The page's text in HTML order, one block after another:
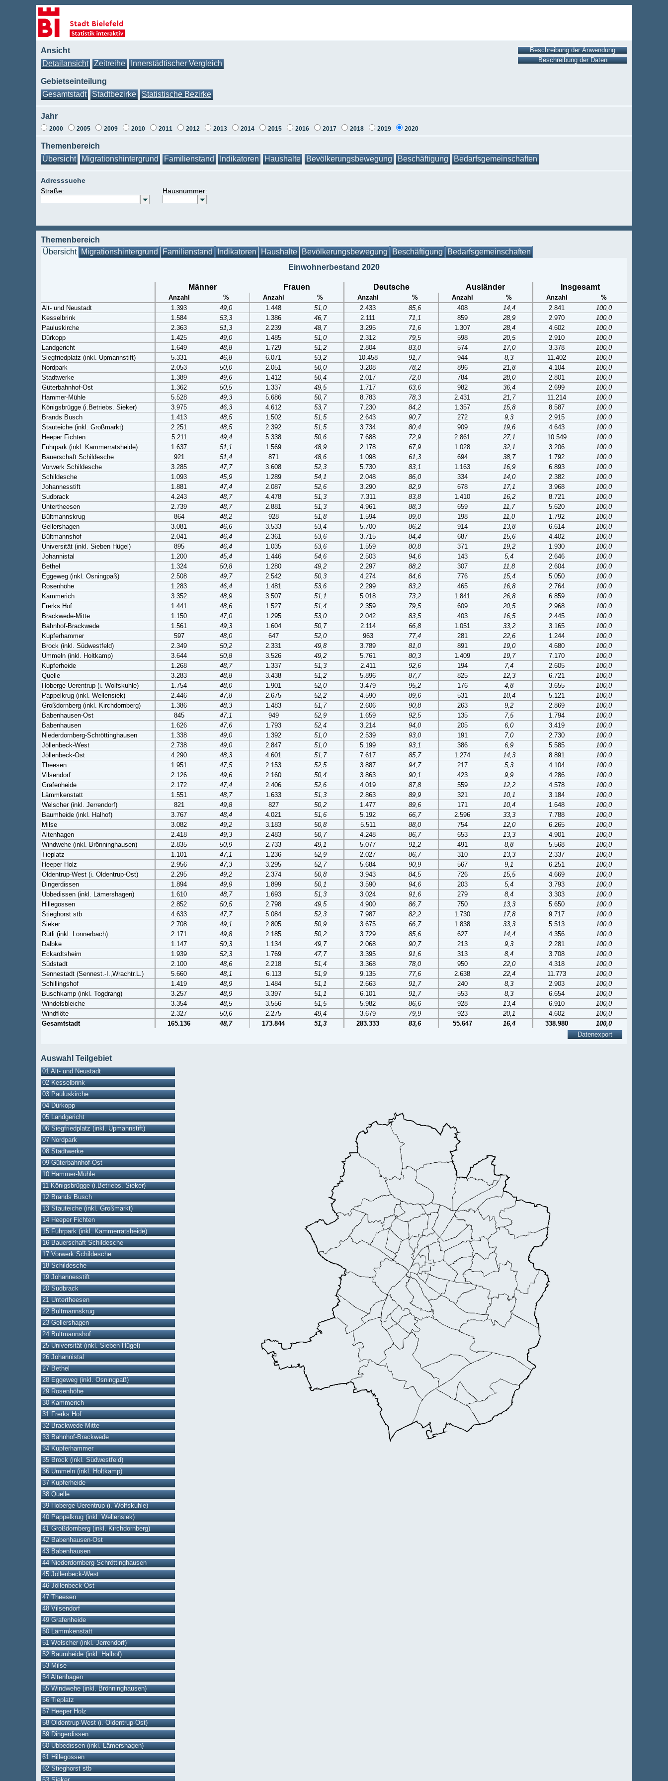
Ansicht
Detailansicht
Zeitreihe Innerstädtischer Vergleich
Gebietseinteilung
Gesamtstadt
Stadtbezirke Statistische Bezirke
Jahr
2000 2005 2009 2010 2011 2012 2013 2014 2015 2016 2017 2018 2019 2020
Themenbereich
Übersicht
Migrationshintergrund Familienstand Indikatoren Haushalte Bevölkerungsbewegung Beschäftigung Bedarfsgemeinschaften
Adresssuche
Straße:
Hausnummer:
Themenbereich
Übersicht Migrationshintergrund Familienstand Indikatoren Haushalte Bevölkerungsbewegung Beschäftigung Bedarfsgemeinschaften
Einwohnerbestand 2020
Männer Frauen Deutsche Ausländer Insgesamt
Anzahl % Anzahl % Anzahl % Anzahl % Anzahl
%
Alt- und Neustadt
1.393 49,0 1.448 51,0 2.433 85,6 408 14,4 2.841
100,0
Kesselbrink
1.584 53,3 1.386 46,7 2.111 71,1 859 28,9 2.970
100,0
Pauluskirche
2.363 51,3 2.239 48,7 3.295 71,6 1.307 28,4 4.602
100,0
Dürkopp
1.425 49,0 1.485 51,0 2.312 79,5 598 20,5 2.910
100,0
Landgericht
1.649 48,8 1.729 51,2 2.804 83,0 574 17,0 3.378
100,0
Siegfriedplatz (inkl. Upmannstift)
5.331 46,8 6.071 53,2 10.458 91,7 944 8,3 11.402
100,0
Nordpark
2.053 50,0 2.051 50,0 3.208 78,2 896 21,8 4.104
100,0
Stadtwerke
1.389 49,6 1.412 50,4 2.017 72,0 784 28,0 2.801
100,0
Güterbahnhof-Ost
1.362 50,5 1.337 49,5 1.717 63,6 982 36,4 2.699
100,0
Hammer-Mühle
5.528 49,3 5.686 50,7 8.783 78,3 2.431 21,7 11.214
100,0
Königsbrügge (i.Betriebs. Sieker)
3.975 46,3 4.612 53,7 7.230 84,2 1.357 15,8 8.587
100,0
Brands Busch
1.413 48,5 1.502 51,5 2.643 90,7 272 9,3 2.915
100,0
Stauteiche (inkl. Großmarkt)
2.251 48,5 2.392 51,5 3.734 80,4 909 19,6 4.643
100,0
Heeper Fichten
5.211 49,4 5.338 50,6 7.688 72,9 2.861 27,1 10.549
100,0
Fuhrpark (inkl. Kammerratsheide)
1.637 51,1 1.569 48,9 2.178 67,9 1.028 32,1 3.206
100,0
Bauerschaft Schildesche
921 51,4 871 48,6 1.098 61,3 694 38,7 1.792
100,0
Vorwerk Schildesche
3.285 47,7 3.608 52,3 5.730 83,1 1.163 16,9 6.893
100,0
Schildesche
1.093 45,9 1.289 54,1 2.048 86,0 334 14,0 2.382
100,0
Johannesstift
1.881 47,4 2.087 52,6 3.290 82,9 678 17,1 3.968
100,0
Sudbrack
4.243 48,7 4.478 51,3 7.311 83,8 1.410 16,2 8.721
100,0
Untertheesen
2.739 48,7 2.881 51,3 4.961 88,3 659 11,7 5.620
100,0
Bültmannskrug
864 48,2 928 51,8 1.594 89,0 198 11,0 1.792
100,0
Gellershagen
3.081 46,6 3.533 53,4 5.700 86,2 914 13,8 6.614
100,0
Bültmannshof
2.041 46,4 2.361 53,6 3.715 84,4 687 15,6 4.402
100,0
Universität (inkl. Sieben Hügel)
895 46,4 1.035 53,6 1.559 80,8 371 19,2 1.930
100,0
Johannistal
1.200 45,4 1.446 54,6 2.503 94,6 143 5,4 2.646
100,0
Bethel
1.324 50,8 1.280 49,2 2.297 88,2 307 11,8 2.604
100,0
Eggeweg (inkl. Osningpaß)
2.508 49,7 2.542 50,3 4.274 84,6 776 15,4 5.050
100,0
Rosenhöhe
1.283 46,4 1.481 53,6 2.299 83,2 465 16,8 2.764
100,0
Kammerich
3.352 48,9 3.507 51,1 5.018 73,2 1.841 26,8 6.859
100,0
Frerks Hof
1.441 48,6 1.527 51,4 2.359 79,5 609 20,5 2.968
100,0
Brackwede-Mitte
1.150 47,0 1.295 53,0 2.042 83,5 403 16,5 2.445
100,0
Bahnhof-Brackwede
1.561 49,3 1.604 50,7 2.114 66,8 1.051 33,2 3.165
100,0
Kupferhammer
597 48,0 647 52,0 963 77,4 281 22,6 1.244
100,0
Brock (inkl. Südwestfeld)
2.349 50,2 2.331 49,8 3.789 81,0 891 19,0 4.680
100,0
Ummeln (inkl. Holtkamp)
3.644 50,8 3.526 49,2 5.761 80,3 1.409 19,7 7.170
100,0
Kupferheide
1.268 48,7 1.337 51,3 2.411 92,6 194 7,4 2.605
100,0
Quelle
3.283 48,8 3.438 51,2 5.896 87,7 825 12,3 6.721
100,0
Hoberge-Uerentrup (i. Wolfskuhle)
1.754 48,0 1.901 52,0 3.479 95,2 176 4,8 3.655
100,0
Pappelkrug (inkl. Wellensiek)
2.446 47,8 2.675 52,2 4.590 89,6 531 10,4 5.121
100,0
Großdornberg (inkl. Kirchdornberg)
1.386 48,3 1.483 51,7 2.606 90,8 263 9,2 2.869
100,0
Babenhausen-Ost
845 47,1 949 52,9 1.659 92,5 135 7,5 1.794
100,0
Babenhausen
1.626 47,6 1.793 52,4 3.214 94,0 205 6,0 3.419
100,0
Niederdornberg-Schröttinghausen
1.338 49,0 1.392 51,0 2.539 93,0 191 7,0 2.730
100,0
Jöllenbeck-West
2.738 49,0 2.847 51,0 5.199 93,1 386 6,9 5.585
100,0
Jöllenbeck-Ost
4.290 48,3 4.601 51,7 7.617 85,7 1.274 14,3 8.891
100,0
Theesen
1.951 47,5 2.153 52,5 3.887 94,7 217 5,3 4.104
100,0
Vilsendorf
2.126 49,6 2.160 50,4 3.863 90,1 423 9,9 4.286
100,0
Grafenheide
2.172 47,4 2.406 52,6 4.019 87,8 559 12,2 4.578
100,0
Lämmkenstatt
1.551 48,7 1.633 51,3 2.863 89,9 321 10,1 3.184
100,0
Welscher (inkl. Jerrendorf)
821 49,8 827 50,2 1.477 89,6 171 10,4 1.648
100,0
Baumheide (inkl. Halhof)
3.767 48,4 4.021 51,6 5.192 66,7 2.596 33,3 7.788
100,0
Milse
3.082 49,2 3.183 50,8 5.511 88,0 754 12,0 6.265
100,0
Altenhagen
2.418 49,3 2.483 50,7 4.248 86,7 653 13,3 4.901
100,0
Windwehe (inkl. Brönninghausen)
2.835 50,9 2.733 49,1 5.077 91,2 491 8,8 5.568
100,0
Tieplatz
1.101 47,1 1.236 52,9 2.027 86,7 310 13,3 2.337
100,0
Heeper Holz
2.956 47,3 3.295 52,7 5.684 90,9 567 9,1 6.251
100,0
Oldentrup-West (i. Oldentrup-Ost)
2.295 49,2 2.374 50,8 3.943 84,5 726 15,5 4.669
100,0
Dingerdissen
1.894 49,9 1.899 50,1 3.590 94,6 203 5,4 3.793
100,0
Ubbedissen (inkl. Lämershagen)
1.610 48,7 1.693 51,3 3.024 91,6 279 8,4 3.303
100,0
Hillegossen
2.852 50,5 2.798 49,5 4.900 86,7 750 13,3 5.650
100,0
Stieghorst stb
4.633 47,7 5.084 52,3 7.987 82,2 1.730 17,8 9.717
100,0
Sieker
2.708 49,1 2.805 50,9 3.675 66,7 1.838 33,3 5.513
100,0
Rütli (inkl. Lonnerbach)
2.171 49,8 2.185 50,2 3.729 85,6 627 14,4 4.356
100,0
Dalbke
1.147 50,3 1.134 49,7 2.068 90,7 213 9,3 2.281
100,0
Eckardtsheim
1.939 52,3 1.769 47,7 3.395 91,6 313 8,4 3.708
100,0
Südstadt
2.100 48,6 2.218 51,4 3.368 78,0 950 22,0 4.318
100,0
Sennestadt (Sennest.-I.,Wrachtr.L.)
5.660 48,1 6.113 51,9 9.135 77,6 2.638 22,4 11.773
100,0
Schillingshof
1.419 48,9 1.484 51,1 2.663 91,7 240 8,3 2.903
100,0
Buschkamp (inkl. Togdrang)
3.257 48,9 3.397 51,1 6.101 91,7 553 8,3 6.654
100,0
Windelsbleiche
3.354 48,5 3.556 51,5 5.982 86,6 928 13,4 6.910
100,0
Windflöte
2.327 50,6 2.275 49,4 3.679 79,9 923 20,1 4.602
100,0
Gesamtstadt
165.136 48,7 173.844 51,3 283.333 83,6 55.647 16,4 338.980 100,0
Auswahl Teilgebiet
01 Alt- und Neustadt
02 Kesselbrink
03 Pauluskirche
04 Dürkopp
05 Landgericht
06 Siegfriedplatz (inkl. Upmannstift)
07 Nordpark
08 Stadtwerke
09 Güterbahnhof-Ost
10 Hammer-Mühle
11 Königsbrügge (i.Betriebs. Sieker)
12 Brands Busch
13 Stauteiche (inkl. Großmarkt)
14 Heeper Fichten
15 Fuhrpark (inkl. Kammerratsheide)
16 Bauerschaft Schildesche
17 Vorwerk Schildesche
18 Schildesche
19 Johannesstift
20 Sudbrack
21 Untertheesen
22 Bültmannskrug
23 Gellershagen
24 Bültmannshof
25 Universität (inkl. Sieben Hügel)
26 Johannistal
27 Bethel
28 Eggeweg (inkl. Osningpaß)
29 Rosenhöhe
30 Kammerich
31 Frerks Hof
32 Brackwede-Mitte
33 Bahnhof-Brackwede
34 Kupferhammer
35 Brock (inkl. Südwestfeld)
36 Ummeln (inkl. Holtkamp)
37 Kupferheide
38 Quelle
39 Hoberge-Uerentrup (i. Wolfskuhle)
40 Pappelkrug (inkl. Wellensiek)
41 Großdornberg (inkl. Kirchdornberg)
42 Babenhausen-Ost
43 Babenhausen
44 Niederdornberg-Schröttinghausen
45 Jöllenbeck-West
46 Jöllenbeck-Ost
47 Theesen
48 Vilsendorf
49 Grafenheide
50 Lämmkenstatt
51 Welscher (inkl. Jerrendorf)
52 Baumheide (inkl. Halhof)
53 Milse
54 Altenhagen
55 Windwehe (inkl. Brönninghausen)
56 Tieplatz
57 Heeper Holz
58 Oldentrup-West (i. Oldentrup-Ost)
59 Dingerdissen
60 Ubbedissen (inkl. Lämershagen)
61 Hillegossen
62 Stieghorst stb